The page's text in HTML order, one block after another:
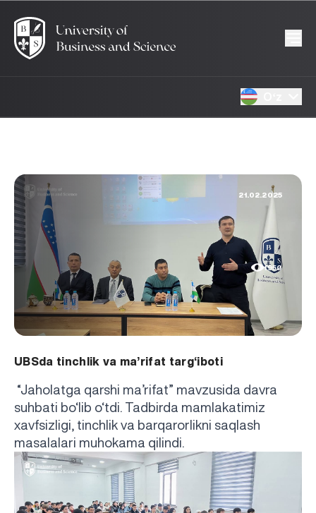
21.02.2025
1950
UBSda tinchlik va ma’rifat targ‘iboti
“Jaholatga qarshi ma’rifat” mavzusida davra
suhbati bo‘lib o‘tdi. Tadbirda mamlakatimiz
xavfsizligi, tinchlik va barqarorlikni saqlash
masalalari muhokama qilindi.